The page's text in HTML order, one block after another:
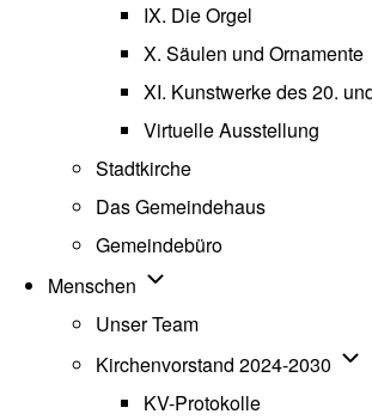
IX. Die Orgel
X. Säulen und Ornamente
XI. Kunstwerke des 20.
Virtuelle Ausstellung
Stadtkirche
Das Gemeindehaus
Gemeindebüro
Menschen Unternavigation von
Unser Team
Kirchenvorstand 2024-2030
KV-Protokolle